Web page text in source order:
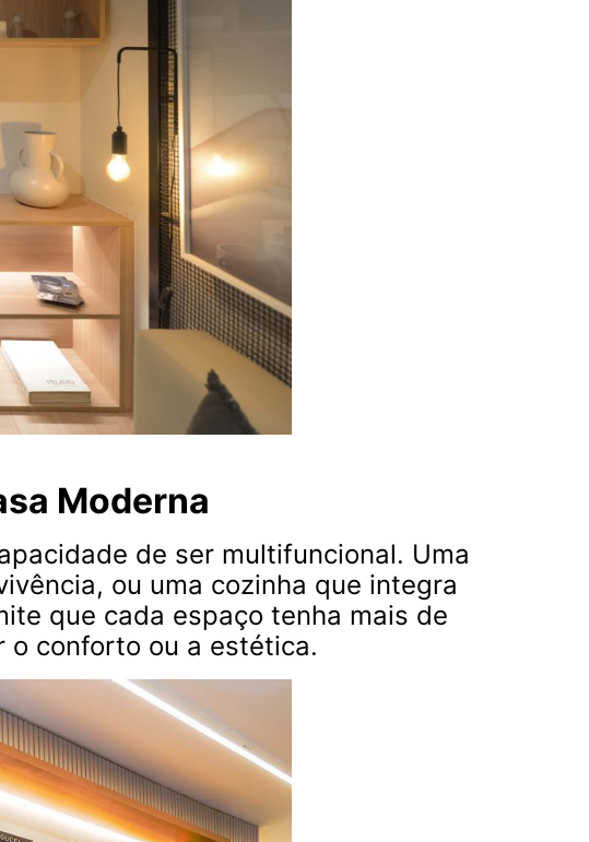
Moderna
de ser multifuncional. Uma
ou uma cozinha que integra
que cada espaço tenha mais de
o conforto ou a estética.